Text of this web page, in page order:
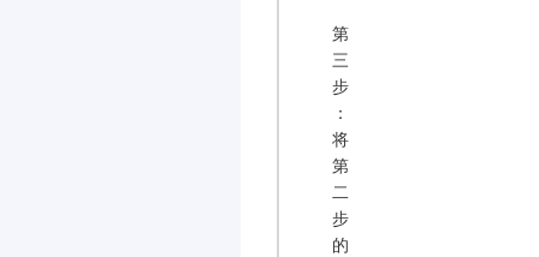
第
三
步
：
将
第
二
步
的